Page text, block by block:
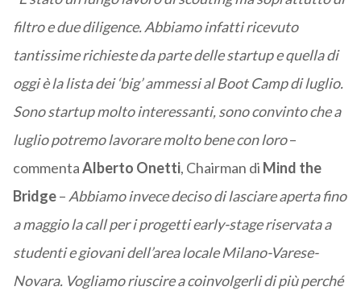
filtro e due diligence.Abbiamo infatti ricevuto
tantissime richieste da parte delle startup e quella di
oggi è la lista dei ‘big’ ammessi al Boot Camp di luglio.
Sono startup molto interessanti, sono convinto che a
luglio potremo lavorare molto bene con loro–
commentaAlberto Onetti, Chairman di Mind the
Bridge–Abbiamo invece deciso di lasciare aperta fino
a maggio la call per i progetti early-stage riservata a
studenti e giovani dell’area locale Milano-Varese-
Novara. Vogliamo riuscire a coinvolgerli di più perché